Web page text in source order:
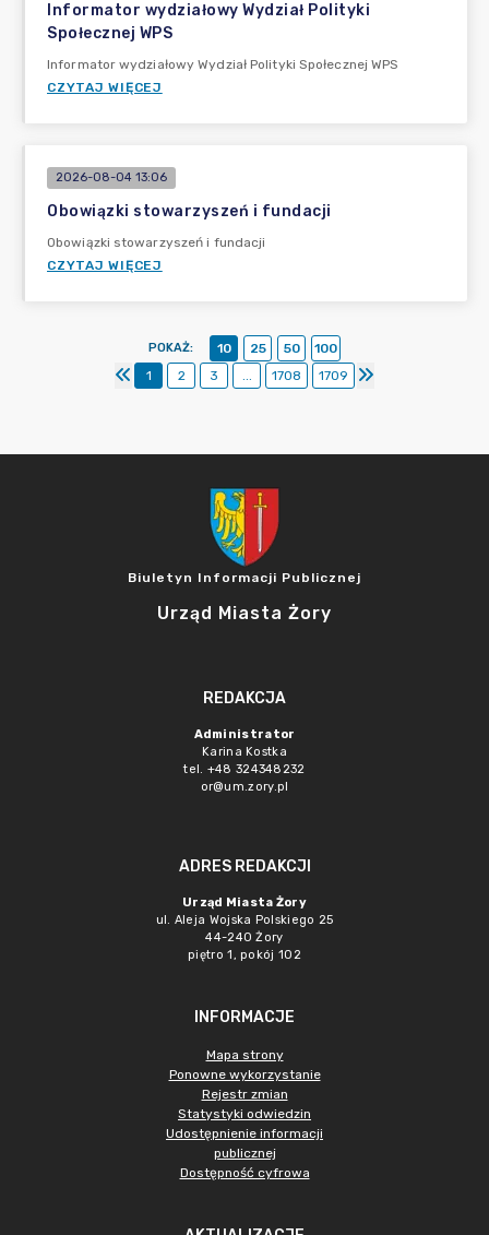
Informator wydziałowy Wydział Polityki
Społecznej WPS
Informator wydziałowy Wydział Polityki Społecznej WPS
CZYTAJ WIĘCEJ
2026-08-04 13:06
Obowiązki stowarzyszeń i fundacji
Obowiązki stowarzyszeń i fundacji
CZYTAJ WIĘCEJ
POKAŻ: 10 25 50
100
1
2 3 ... 1708 1709
Biuletyn Informacji Publicznej
Urząd Miasta Żory
REDAKCJA
Administrator
Karina Kostka
tel. +48 324348232
or@um.zory.pl
ADRES REDAKCJI
Urząd Miasta Żory
ul. Aleja Wojska Polskiego 25
44-240 Żory
piętro 1, pokój 102
INFORMACJE
Mapa strony
Ponowne wykorzystanie
Rejestr zmian
Statystyki odwiedzin
Udostępnienie informacji
publicznej
Dostępność cyfrowa